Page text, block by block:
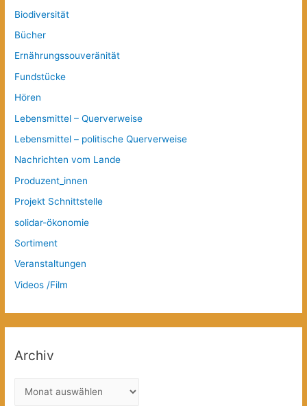
Biodiversität
Bücher
Ernährungssouveränität
Fundstücke
Hören
Lebensmittel – Querverweise
Lebensmittel – politische Querverweise
Nachrichten vom Lande
Produzent_innen
Projekt Schnittstelle
solidar-ökonomie
Sortiment
Veranstaltungen
Videos /Film
Archiv